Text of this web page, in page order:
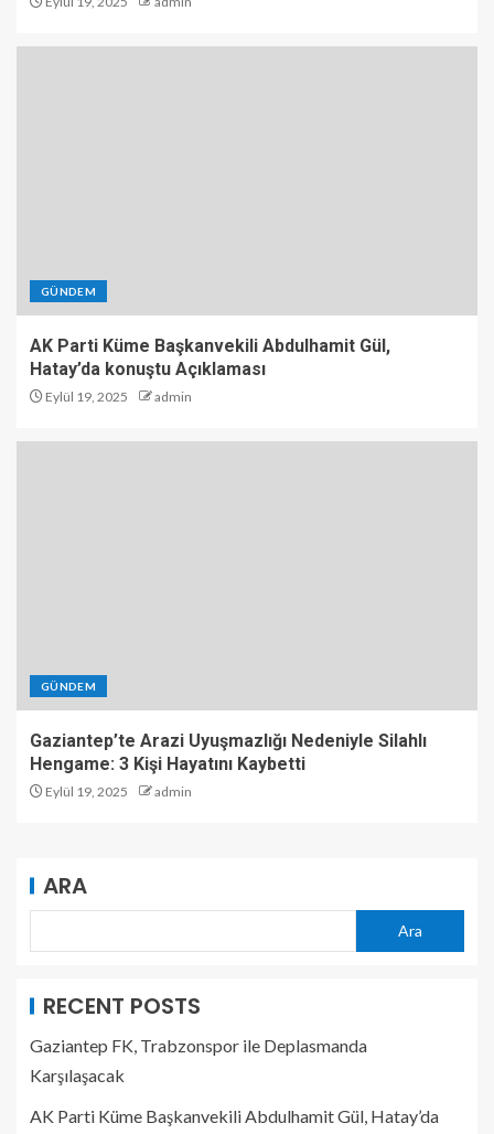
GÜNDEM
AK Parti Küme Başkanvekili Abdulhamit Gül,
Hatay’da konuştu Açıklaması
Eylül 19, 2025 admin
GÜNDEM
Gaziantep’te Arazi Uyuşmazlığı Nedeniyle Silahlı
Hengame: 3 Kişi Hayatını Kaybetti
Eylül 19, 2025 admin
ARA
Ara
RECENT POSTS
Gaziantep FK, Trabzonspor ile Deplasmanda
Karşılaşacak
AK Parti Küme Başkanvekili Abdulhamit Gül, Hatay’da